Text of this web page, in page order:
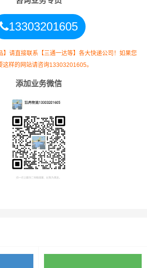
合适车型
装载体积 装载重量
9.6立方 1.2吨
15立方 2吨
13303201605
】请直接联系【三通一达等】各大快递公司！如果您
这样的网站请咨询13303201605。
添加业务微信